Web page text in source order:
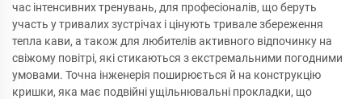
час інтенсивних тренувань, для професіоналів, що беруть
участь у тривалих зустрічах і цінують тривале збереження
тепла кави, а також для любителів активного відпочинку на
свіжому повітрі, які стикаються з екстремальними погодними
умовами. Точна інженерія поширюється й на конструкцію
кришки, яка має подвійні ущільнювальні прокладки, що